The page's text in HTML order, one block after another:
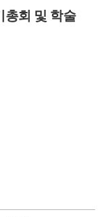
총회 및 학술